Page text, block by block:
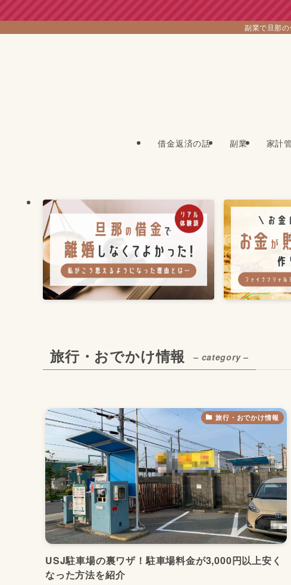
副業で旦那
借金返済の話 副業 家計
旅行・おでかけ情報 – category –
旅行・おでかけ情報
USJ駐車場の裏ワザ！駐車場料金が3,000円以上安く
なった方法を紹介